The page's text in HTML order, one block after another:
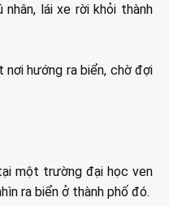
lái xe rời khỏi thành
hướng ra biển, chờ đợi
một trường đại học ven
ra biển ở thành phố đó.